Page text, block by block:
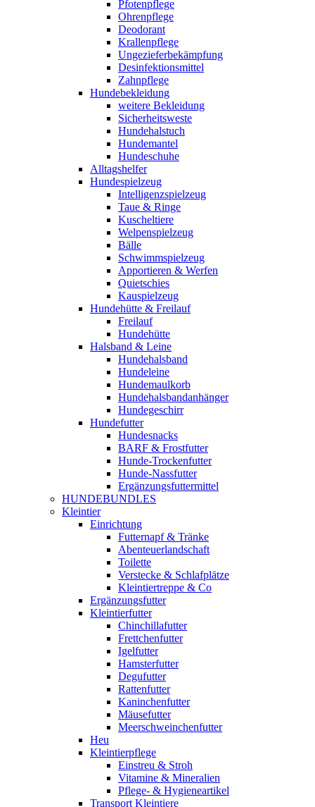
Pfotenpflege
Ohrenpflege
Deodorant
Krallenpflege
Ungezieferbekämpfung
Desinfektionsmittel
Zahnpflege
Hundebekleidung
weitere Bekleidung
Sicherheitsweste
Hundehalstuch
Hundemantel
Hundeschuhe
Alltagshelfer
Hundespielzeug
Intelligenzspielzeug
Taue & Ringe
Kuscheltiere
Welpenspielzeug
Bälle
Schwimmspielzeug
Apportieren & Werfen
Quietschies
Kauspielzeug
Hundehütte & Freilauf
Freilauf
Hundehütte
Halsband & Leine
Hundehalsband
Hundeleine
Hundemaulkorb
Hundehalsbandanhänger
Hundegeschirr
Hundefutter
Hundesnacks
BARF & Frostfutter
Hunde-Trockenfutter
Hunde-Nassfutter
Ergänzungsfuttermittel
HUNDEBUNDLES
Kleintier
Einrichtung
Futternapf & Tränke
Abenteuerlandschaft
Toilette
Verstecke & Schlafplätze
Kleintiertreppe & Co
Ergänzungsfutter
Kleintierfutter
Chinchillafutter
Frettchenfutter
Igelfutter
Hamsterfutter
Degufutter
Rattenfutter
Kaninchenfutter
Mäusefutter
Meerschweinchenfutter
Heu
Kleintierpflege
Einstreu & Stroh
Vitamine & Mineralien
Pflege- & Hygieneartikel
Transport Kleintiere